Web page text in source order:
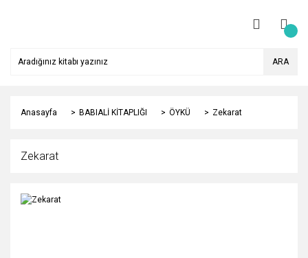
ARA
Anasayfa BABIALİ KİTAPLIĞI ÖYKÜ Zekarat
Zekarat